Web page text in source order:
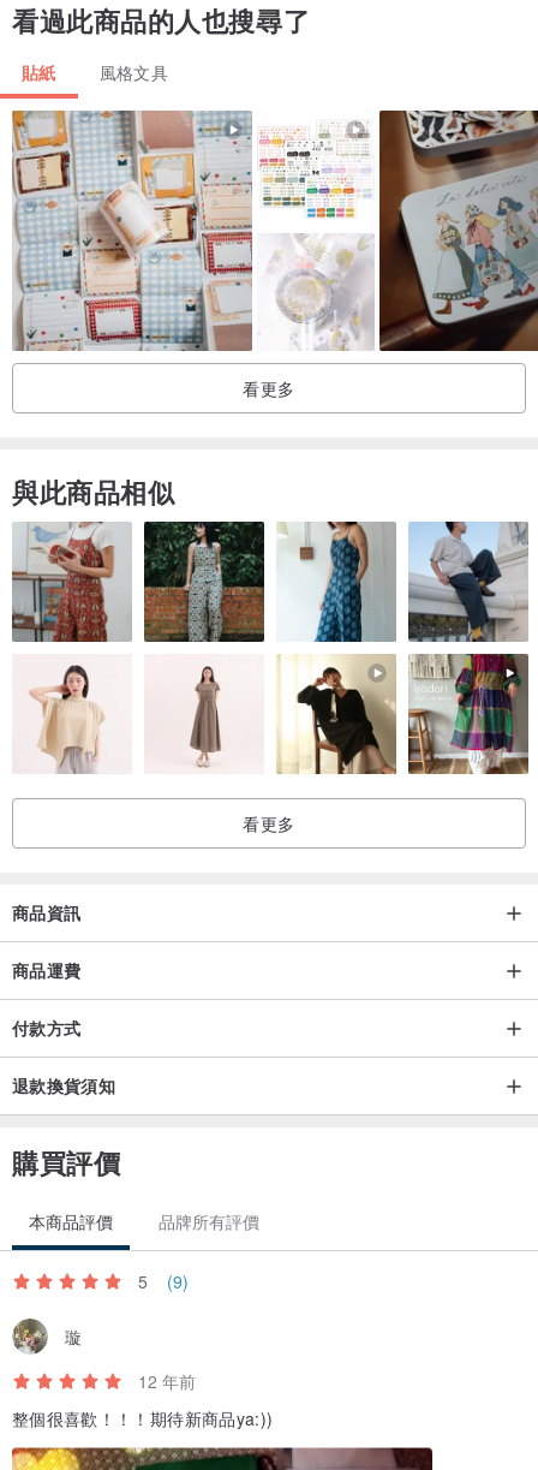
大圓：直徑4cm
小圓：直徑3cm
☁little choom：
以插畫為主的品牌，喜歡什麼畫什麼，想到什麼畫什麼，
老師上課的講義、順手捻來的一張紙上面....無拘無束，希望就這樣，
▲Design by little choom / made by roughand
看過此商品的人也搜尋了
貼紙 風格文具
看更多
與此商品相似
看更多
商品資訊
商品運費
付款方式
退款換貨須知
購買評價
本商品評價 品牌所有評價
5 (9)
璇
12 年前
整個很喜歡！！！期待新商品ya:))